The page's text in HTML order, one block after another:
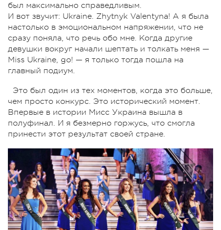
был максимально справедливым.
И вот звучит: Ukraine. Zhytnyk Valentyna! А я была
настолько в эмоциональном напряжении, что не
сразу поняла, что речь обо мне. Когда другие
девушки вокруг начали шептать и толкать меня —
Miss Ukraine, go! — я только тогда пошла на
главный подиум.
Это был один из тех моментов, когда это больше,
чем просто конкурс. Это исторический момент.
Впервые в истории Мисс Украина вышла в
полуфинал. И я безмерно горжусь, что смогла
принести этот результат своей стране.